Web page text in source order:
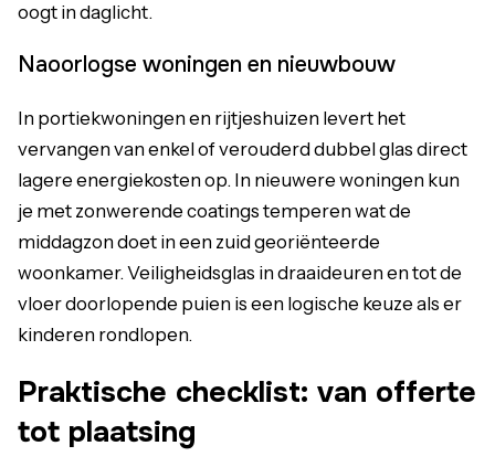
oogt in daglicht.
Naoorlogse woningen en nieuwbouw
In portiekwoningen en rijtjeshuizen levert het
vervangen van enkel of verouderd dubbel glas direct
lagere energiekosten op. In nieuwere woningen kun
je met zonwerende coatings temperen wat de
middagzon doet in een zuid georiënteerde
woonkamer. Veiligheidsglas in draaideuren en tot de
vloer doorlopende puien is een logische keuze als er
kinderen rondlopen.
Praktische checklist: van offerte
tot plaatsing